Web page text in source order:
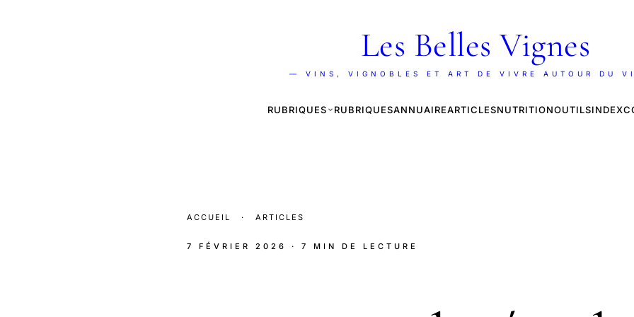
Les Belles Vignes
— VINS, VIGNOBLES ET ART DE VIVRE AUTOUR DU
RUBRIQUES RUBRIQUESANNUAIREARTICLESNUTRITIONOUTILSINDEX
ACCUEIL · ARTICLES
7 FÉVRIER 2026 · 7 MIN DE LECTURE